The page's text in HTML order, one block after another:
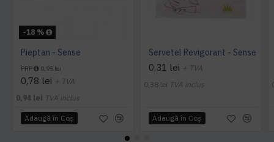
-18 %
Pieptan - Sense
PRP 0,95 lei
0,78 lei + TVA
0,94 lei TVA inclus
Adaugă în Coş
Servetel Revigorant - Sense
0,31 lei + TVA
0,38 lei TVA inclus
Adaugă în Coş